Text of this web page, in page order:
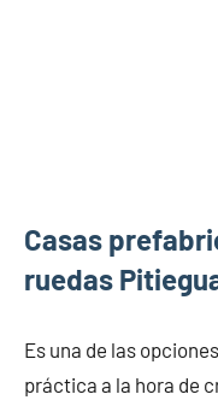
Casas
ruedas
Es una de las
práctica a la hora de